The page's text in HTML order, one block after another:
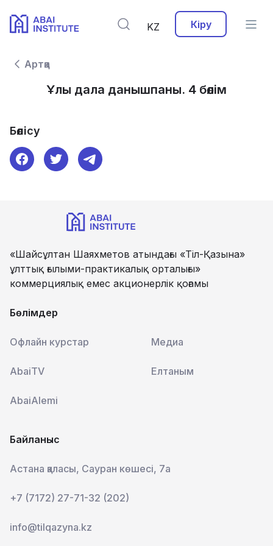
KZ Кіру
Артқа
Ұлы дала данышпаны. 4 бөлім
Бөлісу
«Шайсұлтан Шаяхметов атындағы «Тіл-Қазына»
ұлттық ғылыми-практикалық орталығы»
коммерциялық емес акционерлік қоғамы
Бөлімдер
Офлайн курстар Медиа
AbaiTV Елтаным
AbaiAlemi
Байланыс
Астана қаласы, Сауран көшесі, 7а
+7 (7172) 27-71-32 (202)
info@tilqazyna.kz